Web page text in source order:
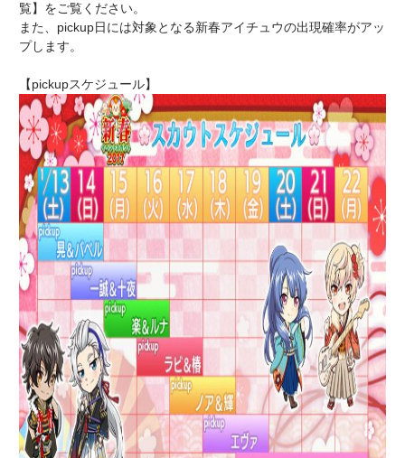
覧】をご覧ください。
また、pickup日には対象となる新春アイチュウの出現確率がアッ
プします。
【pickupスケジュール】